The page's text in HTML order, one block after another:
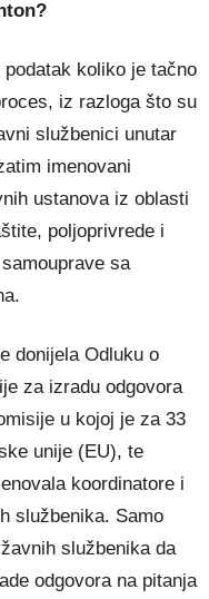
koliko je tačno
iz razloga što su
službenici unutar
imenovani
ustanova iz oblasti
poljoprivrede i
sa
donijela Odluku o
za izradu odgovora
u kojoj je za 33
unije (EU), te
koordinatore i
službenika. Samo
službenika da
odgovora na pitanja